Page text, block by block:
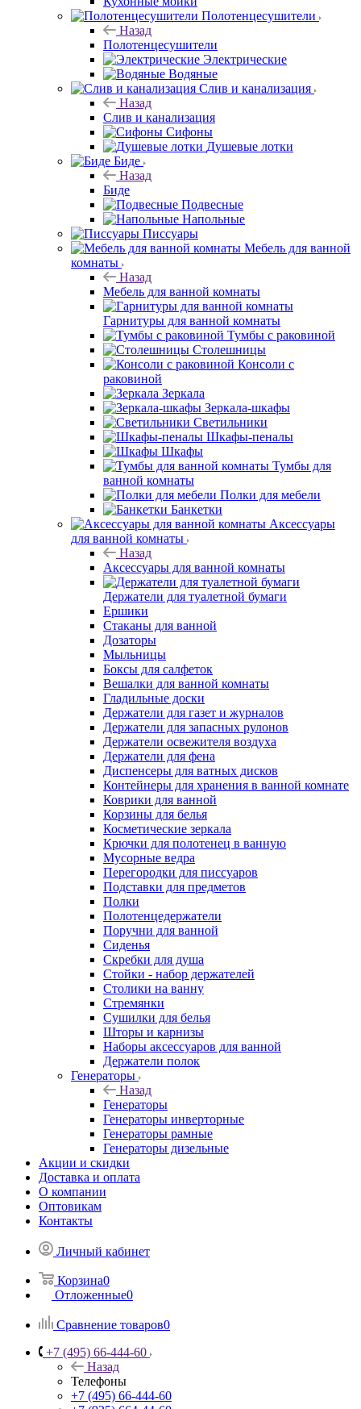
Полотенцесушители
Назад
Полотенцесушители
Электрические
Водяные
Слив и канализация
Назад
Слив и канализация
Сифоны
Душевые лотки
Биде
Назад
Биде
Подвесные
Напольные
Писсуары
Мебель для ванной
комнаты
Назад
Мебель для ванной комнаты
Гарнитуры для ванной комнаты
Тумбы с раковиной
Столешницы
Консоли с
раковиной
Зеркала
Зеркала-шкафы
Светильники
Шкафы-пеналы
Шкафы
Тумбы для
ванной комнаты
Полки для мебели
Банкетки
Аксессуары
для ванной комнаты
Назад
Аксессуары для ванной комнаты
Держатели для туалетной бумаги
Ершики
Стаканы для ванной
Дозаторы
Мыльницы
Боксы для салфеток
Вешалки для ванной комнаты
Гладильные доски
Держатели для газет и журналов
Держатели для запасных рулонов
Держатели освежителя воздуха
Держатели для фена
Диспенсеры для ватных дисков
Контейнеры для хранения в ванной комнате
Коврики для ванной
Корзины для белья
Косметические зеркала
Крючки для полотенец в ванную
Мусорные ведра
Перегородки для писсуаров
Подставки для предметов
Полки
Полотенцедержатели
Поручни для ванной
Сиденья
Скребки для душа
Стойки - набор держателей
Столики на ванну
Стремянки
Сушилки для белья
Шторы и карнизы
Наборы аксессуаров для ванной
Держатели полок
Генераторы
Назад
Генераторы
Генераторы инверторные
Генераторы рамные
Генераторы дизельные
Акции и скидки
Доставка и оплата
О компании
Оптовикам
Контакты
Личный кабинет
Корзина0
Отложенные0
Сравнение товаров0
+7 (495) 66-444-60
Назад
Телефоны
+7 (495) 66-444-60